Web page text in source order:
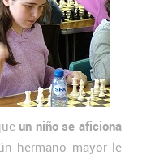
un niño se aficiona
hermano mayor le